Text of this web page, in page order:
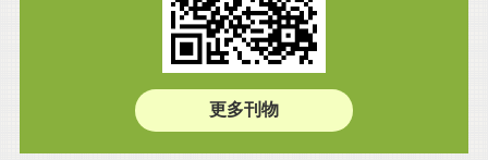
更多刊物